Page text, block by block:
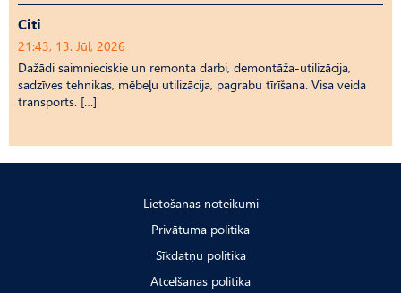
Citi
21:43, 13. Jūl, 2026
Dažādi saimnieciskie un remonta darbi, demontāža-utilizācija,
sadzīves tehnikas, mēbeļu utilizācija, pagrabu tīrīšana. Visa veida
transports. […]
Lietošanas noteikumi
Privātuma politika
Sīkdatņu politika
Atcelšanas politika